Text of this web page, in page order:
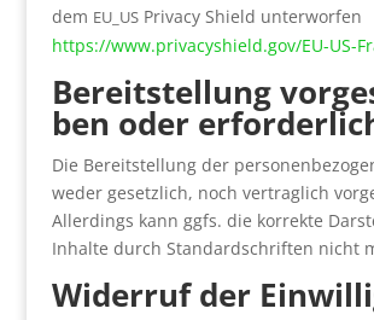
dem EU_USPri­va­cy Shield unter­wor­fen
https://www.privacyshield.gov/EU-US-
Bereit­stel­lung
ben oder
Die Bereit­stel­lung der
weder gesetz­lich, noch ver­trag­lich
Aller­dings kann ggfs. die kor­rek­te
Inhal­te durch Stan­dard­schrif­ten nicht
Wider­ruf der